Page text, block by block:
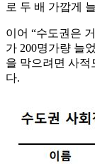
로 두 배 가깝게
이어 “수도권은
가 200명가량 늘
을 막으려면 사적
다.